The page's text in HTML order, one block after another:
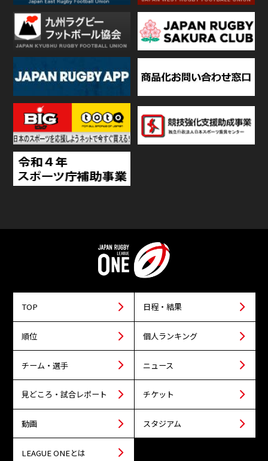
TOP 日程・結果
順位 個人ランキング
チーム・選手 ニュース
見どころ・試合レポート チケット
動画 スタジアム
LEAGUE ONEとは